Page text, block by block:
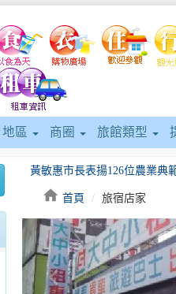
地區 商圈 旅館類型
來食Rice! 品味客庄好時光！
home 首頁 旅宿店家
keyboard_arrow_left